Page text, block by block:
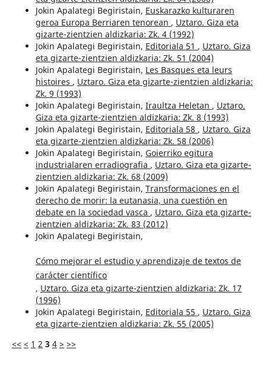
Jokin Apalategi Begiristain, Euskarazko kulturaren
geroa Europa Berriaren tenorean , Uztaro. Giza eta
gizarte-zientzien aldizkaria: Zk. 4 (1992)
Jokin Apalategi Begiristain, Editoriala 51 , Uztaro. Giza
eta gizarte-zientzien aldizkaria: Zk. 51 (2004)
Jokin Apalategi Begiristain, Les Basques eta leurs
histoires , Uztaro. Giza eta gizarte-zientzien aldizkaria:
Zk. 9 (1993)
Jokin Apalategi Begiristain, Iraultza Heletan , Uztaro.
Giza eta gizarte-zientzien aldizkaria: Zk. 8 (1993)
Jokin Apalategi Begiristain, Editoriala 58 , Uztaro. Giza
eta gizarte-zientzien aldizkaria: Zk. 58 (2006)
Jokin Apalategi Begiristain, Goierriko egitura
industrialaren erradiografia , Uztaro. Giza eta gizarte-
zientzien aldizkaria: Zk. 68 (2009)
Jokin Apalategi Begiristain, Transformaciones en el
derecho de morir: la eutanasia, una cuestión en
debate en la sociedad vasca , Uztaro. Giza eta gizarte-
zientzien aldizkaria: Zk. 83 (2012)
Jokin Apalategi Begiristain,
Cómo mejorar el estudio y aprendizaje de textos de
carácter científico
, Uztaro. Giza eta gizarte-zientzien aldizkaria: Zk. 17
(1996)
Jokin Apalategi Begiristain, Editoriala 55 , Uztaro. Giza
eta gizarte-zientzien aldizkaria: Zk. 55 (2005)
<< < 1 2 3 4 > >>